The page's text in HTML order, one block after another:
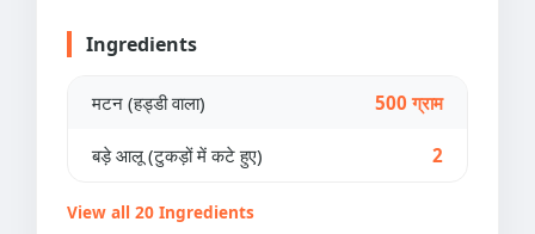
Ingredients
मटन (हड्डी वाला) 500 ग्राम
बड़े आलू (टुकड़ों में कटे हुए) 2
View all 20 Ingredients